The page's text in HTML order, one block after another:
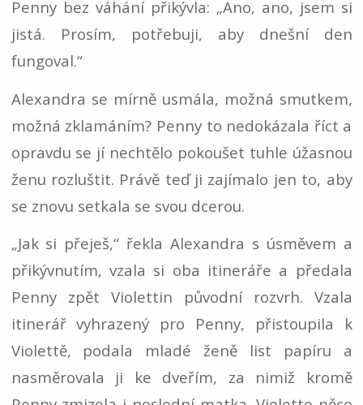
Penny bez váhání přikývla: „Ano, ano, jsem si
jistá. Prosím, potřebuji, aby dnešní den
fungoval.“
Alexandra se mírně usmála, možná smutkem,
možná zklamáním? Penny to nedokázala říct a
opravdu se jí nechtělo pokoušet tuhle úžasnou
ženu rozluštit. Právě teď ji zajímalo jen to, aby
se znovu setkala se svou dcerou.
„Jak si přeješ,“ řekla Alexandra s úsměvem a
přikývnutím, vzala si oba itineráře a předala
Penny zpět Violettin původní rozvrh. Vzala
itinerář vyhrazený pro Penny, přistoupila k
Violettě, podala mladé ženě list papíru a
nasměrovala ji ke dveřím, za nimiž kromě